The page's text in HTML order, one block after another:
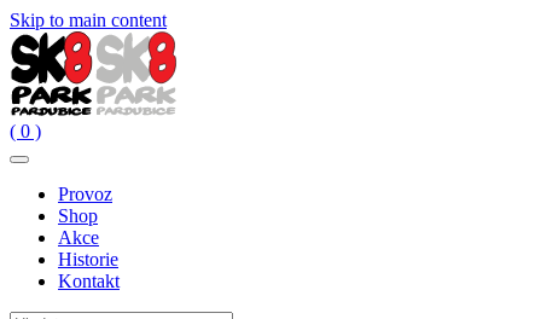
Skip to main content
( 0 )
Provoz
Shop
Akce
Historie
Kontakt